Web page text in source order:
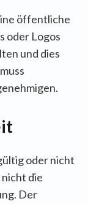
öffentliche
oder Logos
und dies
oder nicht
die
Der